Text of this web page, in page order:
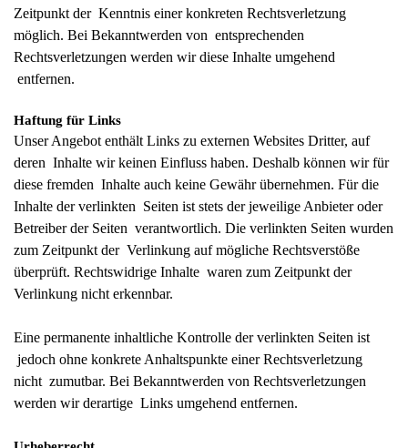
Zeitpunkt der Kenntnis einer konkreten Rechtsverletzung
möglich. Bei Bekanntwerden von entsprechenden
Rechtsverletzungen werden wir diese Inhalte umgehend
entfernen.
Haftung für Links
Unser Angebot enthält Links zu externen Websites Dritter, auf
deren Inhalte wir keinen Einfluss haben. Deshalb können wir für
diese fremden Inhalte auch keine Gewähr übernehmen. Für die
Inhalte der verlinkten Seiten ist stets der jeweilige Anbieter oder
Betreiber der Seiten verantwortlich. Die verlinkten Seiten wurden
zum Zeitpunkt der Verlinkung auf mögliche Rechtsverstöße
überprüft. Rechtswidrige Inhalte waren zum Zeitpunkt der
Verlinkung nicht erkennbar.
Eine permanente inhaltliche Kontrolle der verlinkten Seiten ist
jedoch ohne konkrete Anhaltspunkte einer Rechtsverletzung
nicht zumutbar. Bei Bekanntwerden von Rechtsverletzungen
werden wir derartige Links umgehend entfernen.